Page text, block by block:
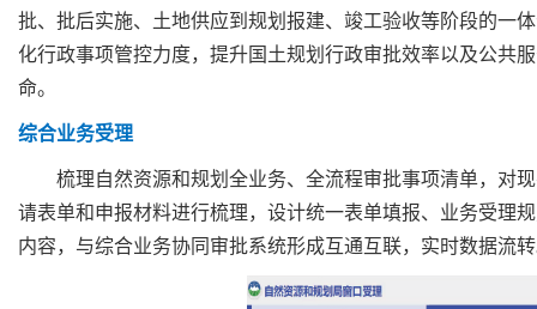
批、批后实施、土地供应到规划报建、竣工验收等阶段的一
化行政事项管控力度，提升国土规划行政审批效率以及公共
命。
综合业务受理
梳理自然资源和规划全业务、全流程审批事项清单，对
请表单和申报材料进行梳理，设计统一表单填报、业务受理
内容，与综合业务协同审批系统形成互通互联，实时数据流